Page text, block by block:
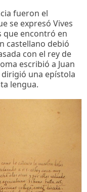
fueron el
se expresó Vives
que encontró en
castellano debió
con el rey de
escribió a Juan
una epístola
lengua.